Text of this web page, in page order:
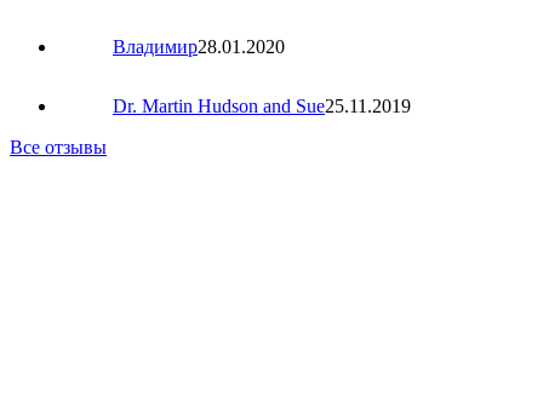
Владимир28.01.2020
Dr. Martin Hudson and Sue25.11.2019
Все отзывы